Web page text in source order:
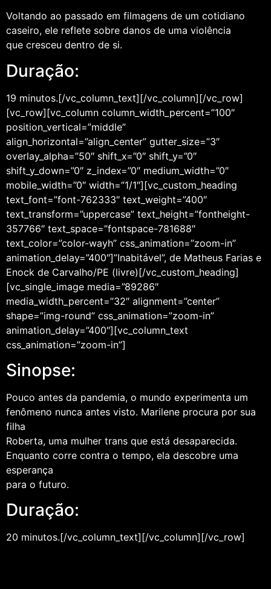
Voltando ao passado em filmagens de um cotidiano
caseiro, ele reflete sobre danos de uma violência
que cresceu dentro de si.
Duração:
19 minutos.[/vc_column_text][/vc_column][/vc_row]
[vc_row][vc_column column_width_percent=”100″
position_vertical=”middle”
align_horizontal=”align_center” gutter_size=”3″
overlay_alpha=”50″ shift_x=”0″ shift_y=”0″
shift_y_down=”0″ z_index=”0″ medium_width=”0″
mobile_width=”0″ width=”1/1″][vc_custom_heading
text_font=”font-762333″ text_weight=”400″
text_transform=”uppercase” text_height=”fontheight-
357766″ text_space=”fontspace-781688″
text_color=”color-wayh” css_animation=”zoom-in”
animation_delay=”400″]”Inabitável”, de Matheus Farias e
Enock de Carvalho/PE (livre)[/vc_custom_heading]
[vc_single_image media=”89286″
media_width_percent=”32″ alignment=”center”
shape=”img-round” css_animation=”zoom-in”
animation_delay=”400″][vc_column_text
css_animation=”zoom-in”]
Sinopse:
Pouco antes da pandemia, o mundo experimenta um
fenômeno nunca antes visto. Marilene procura por sua
filha
Roberta, uma mulher trans que está desaparecida.
Enquanto corre contra o tempo, ela descobre uma
esperança
para o futuro.
Duração:
20 minutos.[/vc_column_text][/vc_column][/vc_row]